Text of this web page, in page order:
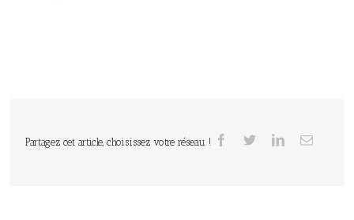
Partagez cet article, choisissez votre réseau !